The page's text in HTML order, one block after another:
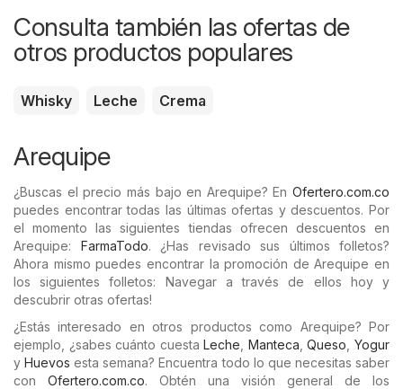
Consulta también las ofertas de
otros productos populares
Whisky Leche Crema
Arequipe
¿Buscas el precio más bajo en Arequipe? En Ofertero.com.co
puedes encontrar todas las últimas ofertas y descuentos. Por
el momento las siguientes tiendas ofrecen descuentos en
Arequipe: FarmaTodo. ¿Has revisado sus últimos folletos?
Ahora mismo puedes encontrar la promoción de Arequipe en
los siguientes folletos: Navegar a través de ellos hoy y
descubrir otras ofertas!
¿Estás interesado en otros productos como Arequipe? Por
ejemplo, ¿sabes cuánto cuestaLeche Manteca ,Queso ,Yogur
yHuevos esta semana? Encuentra todo lo que necesitas saber
con Ofertero.com.co. Obtén una visión general de los